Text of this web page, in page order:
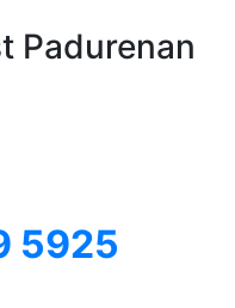
Padurenan
5925